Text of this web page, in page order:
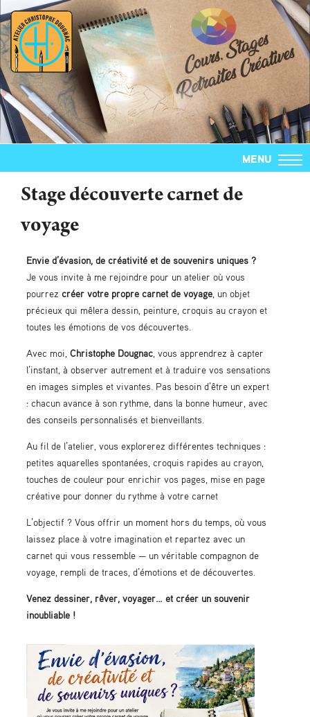
MENU
Stage découverte carnet de
voyage
Envie d’évasion, de créativité et de souvenirs uniques ?
Je vous invite à me rejoindre pour un atelier où vous
pourrez créer votre propre carnet de voyage , un objet
précieux qui mêlera dessin, peinture, croquis au crayon et
toutes les émotions de vos découvertes.
Avec moi, Christophe Dougnac , vous apprendrez à capter
l’instant, à observer autrement et à traduire vos sensations
en images simples et vivantes. Pas besoin d’être un expert
: chacun avance à son rythme, dans la bonne humeur, avec
des conseils personnalisés et bienveillants.
Au fil de l’atelier, vous explorerez différentes techniques :
petites aquarelles spontanées, croquis rapides au crayon,
touches de couleur pour enrichir vos pages, mise en page
créative pour donner du rythme à votre carnet
L’objectif ? Vous offrir un moment hors du temps, où vous
laissez place à votre imagination et repartez avec un
carnet qui vous ressemble — un véritable compagnon de
voyage, rempli de traces, d’émotions et de découvertes.
Venez dessiner, rêver, voyager… et créer un souvenir
inoubliable !